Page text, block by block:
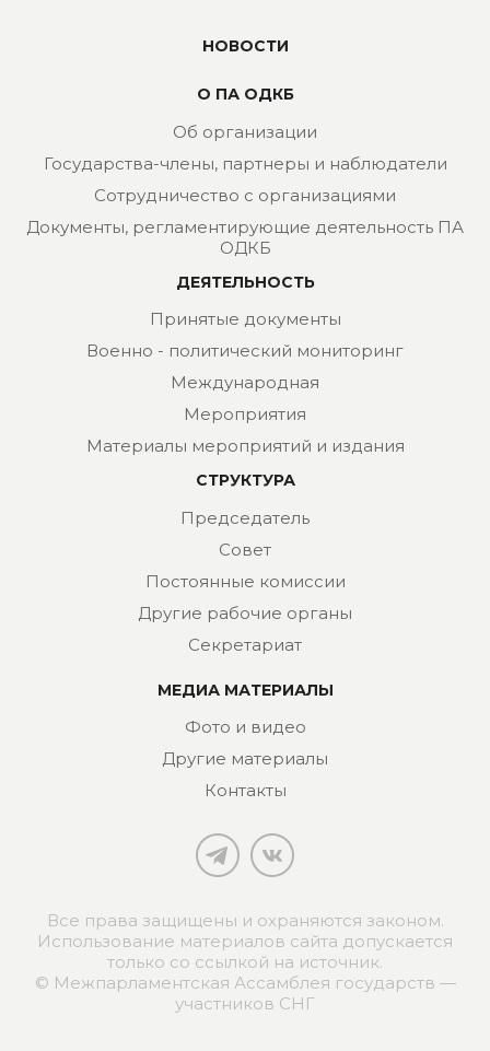
НОВОСТИ
О ПА ОДКБ
Об организации
Государства-члены, партнеры и наблюдатели
Сотрудничество с организациями
Документы, регламентирующие деятельность ПА
ОДКБ
ДЕЯТЕЛЬНОСТЬ
Принятые документы
Военно - политический мониторинг
Международная
Мероприятия
Материалы мероприятий и издания
СТРУКТУРА
Председатель
Совет
Постоянные комиссии
Другие рабочие органы
Секретариат
МЕДИА МАТЕРИАЛЫ
Фото и видео
Другие материалы
Контакты
Все права защищены и охраняются законом.
Использование материалов сайта допускается
только со ссылкой на источник.
© Межпарламентская Ассамблея государств —
участников СНГ